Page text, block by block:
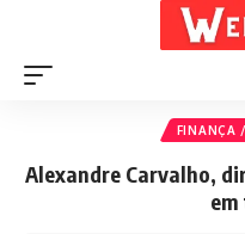
FINANÇA
Alexandre Carvalho,